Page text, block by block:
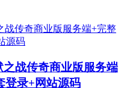
战传奇商业版服务端
登录+网站源码